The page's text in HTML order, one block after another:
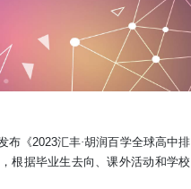
布《2023汇丰·胡润百学全球高中排
根据毕业生去向、课外活动和学校